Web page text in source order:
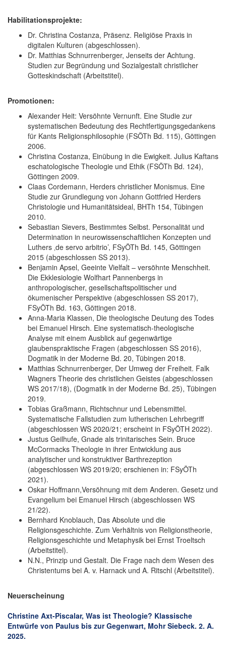
Habilitationsprojekte:
Dr. Christina Costanza, Präsenz. Religiöse Praxis in
digitalen Kulturen (abgeschlossen).
Dr. Matthias Schnurrenberger, Jenseits der Achtung.
Studien zur Begründung und Sozialgestalt christlicher
Gotteskindschaft (Arbeitstitel).
Promotionen:
Alexander Heit: Versöhnte Vernunft. Eine Studie zur
systematischen Bedeutung des Rechtfertigungsgedankens
für Kants Religionsphilosophie (FSÖTh Bd. 115), Göttingen
2006.
Christina Costanza, Einübung in die Ewigkeit. Julius Kaftans
eschatologische Theologie und Ethik (FSÖTh Bd. 124),
Göttingen 2009.
Claas Cordemann, Herders christlicher Monismus. Eine
Studie zur Grundlegung von Johann Gottfried Herders
Christologie und Humanitätsideal, BHTh 154, Tübingen
2010.
Sebastian Sievers, Bestimmtes Selbst. Personalität und
Determination in neurowissenschaftlichen Konzepten und
Luthers ‚de servo arbitrio’, FSyÖTh Bd. 145, Göttingen
2015 (abgeschlossen SS 2013).
Benjamin Apsel, Geeinte Vielfalt – versöhnte Menschheit.
Die Ekklesiologie Wolfhart Pannenbergs in
anthropologischer, gesellschaftspolitischer und
ökumenischer Perspektive (abgeschlossen SS 2017),
FSyÖTh Bd. 163, Göttingen 2018.
Anna-Maria Klassen, Die theologische Deutung des Todes
bei Emanuel Hirsch. Eine systematisch-theologische
Analyse mit einem Ausblick auf gegenwärtige
glaubenspraktische Fragen (abgeschlossen SS 2016),
Dogmatik in der Moderne Bd. 20, Tübingen 2018.
Matthias Schnurrenberger, Der Umweg der Freiheit. Falk
Wagners Theorie des christlichen Geistes (abgeschlossen
WS 2017/18), (Dogmatik in der Moderne Bd. 25), Tübingen
2019.
Tobias Graßmann, Richtschnur und Lebensmittel.
Systematische Fallstudien zum lutherischen Lehrbegriff
(abgeschlossen WS 2020/21; erscheint in FSyÖTH 2022).
Justus Geilhufe, Gnade als trinitarisches Sein. Bruce
McCormacks Theologie in ihrer Entwicklung aus
analytischer und konstruktiver Barthrezeption
(abgeschlossen WS 2019/20; erschienen in: FSyÖTh
2021).
Oskar Hoffmann,Versöhnung mit dem Anderen. Gesetz und
Evangelium bei Emanuel Hirsch (abgeschlossen WS
21/22).
Bernhard Knoblauch, Das Absolute und die
Religionsgeschichte. Zum Verhältnis von Religionstheorie,
Religionsgeschichte und Metaphysik bei Ernst Troeltsch
(Arbeitstitel).
N.N., Prinzip und Gestalt. Die Frage nach dem Wesen des
Christentums bei A. v. Harnack und A. Ritschl (Arbeitstitel).
Neuerscheinung
Christine Axt-Piscalar, Was ist Theologie? Klassische
Entwürfe von Paulus bis zur Gegenwart, Mohr Siebeck. 2. A.
2025.